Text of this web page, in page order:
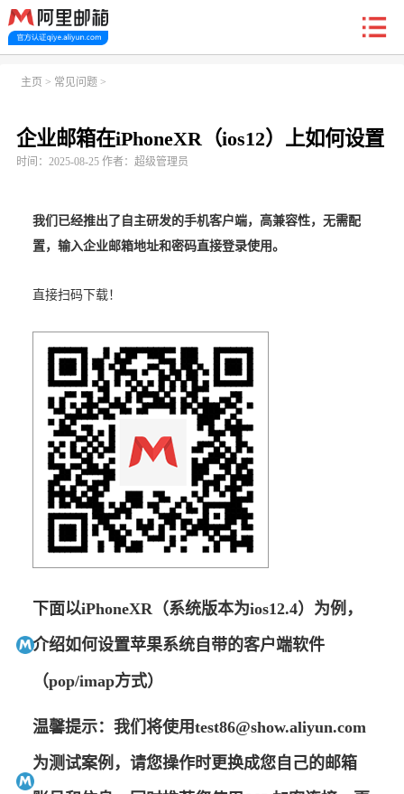
首页 阿里企业邮箱 收费标准 功能
主页 > 常见问题 >
企业邮箱在iPhoneXR（ios12）上如何设置
时间：2025-08-25 作者：超级管理员
我们已经推出了自主研发的手机客户端，高兼容性，无需配
置，输入企业邮箱地址和密码直接登录使用。
直接扫码下载！
下面以iPhoneXR（系统版本为ios12.4）为例，
介绍如何设置苹果系统自带的客户端软件
（pop/imap方式）
温馨提示：我们将使用test86@show.aliyun.com
为测试案例，请您操作时更换成您自己的邮箱